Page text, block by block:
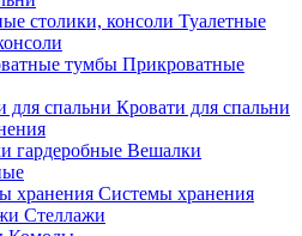
Туалетные
Прикроватные
Кровати для спальни
Вешалки
Системы хранения
Стеллажи